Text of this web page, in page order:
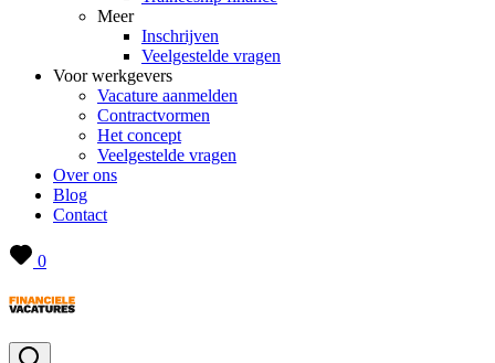
Meer
Inschrijven
Veelgestelde vragen
Voor werkgevers
Vacature aanmelden
Contractvormen
Het concept
Veelgestelde vragen
Over ons
Blog
Contact
0